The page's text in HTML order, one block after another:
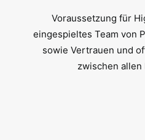
Voraussetzung für
eingespieltes Team von
sowie Vertrauen und
zwischen allen